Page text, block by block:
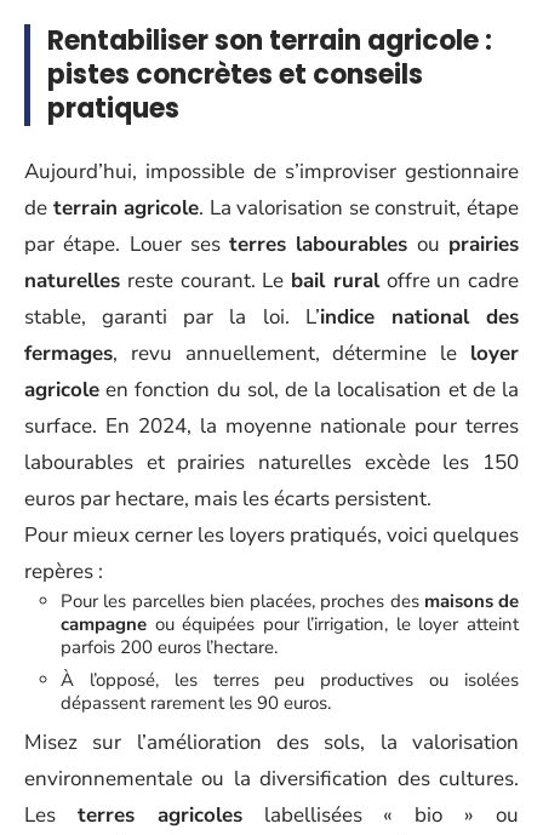
Rentabiliser son terrain agricole :
pistes concrètes et conseils
pratiques
Aujourd’hui, impossible de s’improviser gestionnaire
de terrain agricole. La valorisation se construit, étape
par étape. Louer sesterres labourables ou prairies
naturelles reste courant. Le bail ruraloffre un cadre
stable, garanti par la loi. L’indice national des
fermages, revu annuellement, détermine le loyer
agricole en fonction du sol, de la localisation et de la
surface. En 2024, la moyenne nationale pour terres
labourables et prairies naturelles excède les 150
euros par hectare, mais les écarts persistent.
Pour mieux cerner les loyers pratiqués, voici quelques
repères :
Pour les parcelles bien placées, proches des maisons de
campagne ou équipées pour l’irrigation, le loyer atteint
parfois 200 euros l’hectare.
À l’opposé, les terres peu productives ou isolées
dépassent rarement les 90 euros.
Misez sur l’amélioration des sols, la valorisation
environnementale ou la diversification des cultures.
Les terres agricoleslabellisées « bio » ou